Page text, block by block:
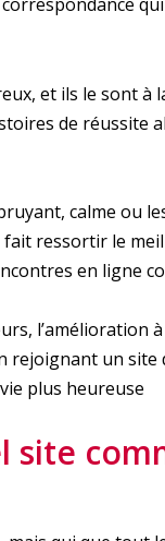
et ils le sont à
de réussite
calme ou
ressortir le
en ligne
un site
plus heureuse
site